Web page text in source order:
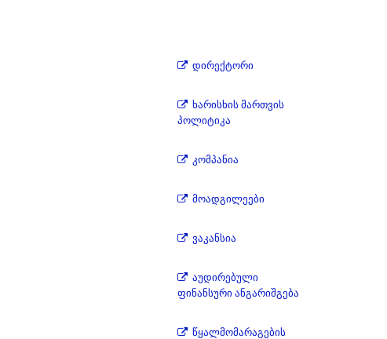
დირექტორი
ხარისხის მართვის
პოლიტიკა
კომპანია
მოადგილეები
ვაკანსია
აუდირებული
ფინანსური ანგარიშგება
წყალმომარაგების